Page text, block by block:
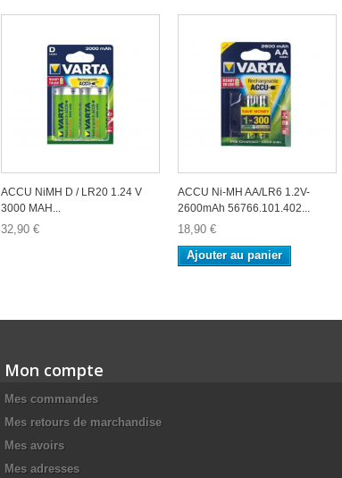
ACCU NiMH D / LR20 1.24 V
3000 MAH...
32,90 €
ACCU Ni-MH AA/LR6 1.2V-
2600mAh 56766.101.402...
18,90 €
Ajouter au panier
Mon compte
Mes commandes
Mes retours de marchandise
Mes avoirs
Mes adresses